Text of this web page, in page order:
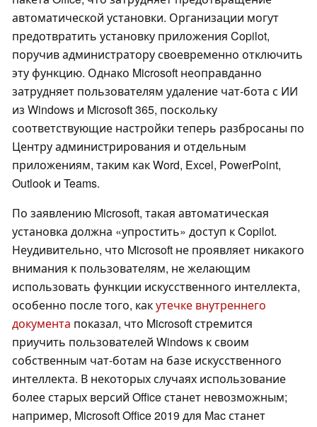
автоматической установки. Организации могут
предотвратить установку приложения Copilot,
поручив администратору своевременно отключить
эту функцию. Однако Microsoft неоправданно
затрудняет пользователям удаление чат-бота с ИИ
из Windows и Microsoft 365, поскольку
соответствующие настройки теперь разбросаны по
Центру администрирования и отдельным
приложениям, таким как Word, Excel, PowerPoint,
Outlook и Teams.
По заявлению Microsoft, такая автоматическая
установка должна «упростить» доступ к Copilot.
Неудивительно, что Microsoft не проявляет никакого
внимания к пользователям, не желающим
использовать функции искусственного интеллекта,
особенно после того, какутечке внутреннего
документа показал, что Microsoft стремится
приучить пользователей Windows к своим
собственным чат-ботам на базе искусственного
интеллекта. В некоторых случаях использование
более старых версий Office станет невозможным;
например, Microsoft Office 2019 для Mac станет